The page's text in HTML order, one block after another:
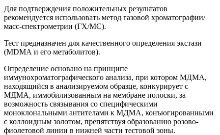
Для подтверждения положительных результатов
рекомендуется использовать метод газовой хроматографии/
масс-спектрометрии (ГХ/МС).
Тест предназначен для качественного определения экстази
(МDМА и его метаболитов).
Определение основано на принципе
иммунохроматографического анализа, при котором МДМА,
находящийся в анализируемом образце, конкурирует с
МДМА, иммобилизованным на мембране полоски, за
возможность связывания со специфическими
моноклональными антителами к МДМА, конъюгированными
с коллоидным золотом, препятствуя образованию розово-
фиолетовой линии в нижней части тестовой зоны.